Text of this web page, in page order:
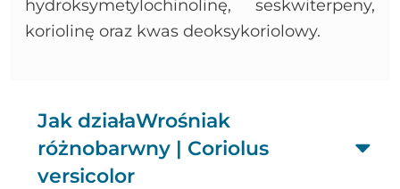
hydroksymetylochinolinę, seskwiterpeny,
koriolinę oraz kwas deoksykoriolowy.
Jak działaWrośniak
różnobarwny | Coriolus
versicolor